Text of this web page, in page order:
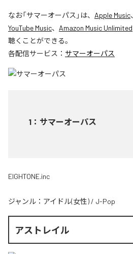
なお「サマーオーパス 」は、 Apple Music、
YouTube Music、 Amazon Music Unlimited
聴くことができる。
各配信サービス： サマーオーパス
1 ： サマーオーパス
EIGHTONE.inc
ジャンル： アイドル(女性) / J-Pop
アストレイル